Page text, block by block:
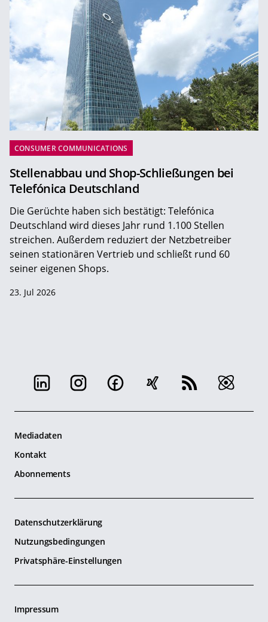
CONSUMER COMMUNICATIONS
Stellenabbau und Shop-Schließungen bei
Telefónica Deutschland
Die Gerüchte haben sich bestätigt: Telefónica
Deutschland wird dieses Jahr rund 1.100 Stellen
streichen. Außerdem reduziert der Netzbetreiber
seinen stationären Vertrieb und schließt rund 60
seiner eigenen Shops.
23. Jul 2026
Mediadaten
Kontakt
Abonnements
Datenschutzerklärung
Nutzungsbedingungen
Privatsphäre-Einstellungen
Impressum